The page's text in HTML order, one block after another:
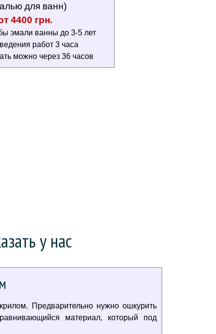
для ванн)
4400 грн.
эмали ванны до 3-5 лет
работ 3 часа
можно через 36 часов
у нас
Предварительно нужно ошкурить
материал, который под